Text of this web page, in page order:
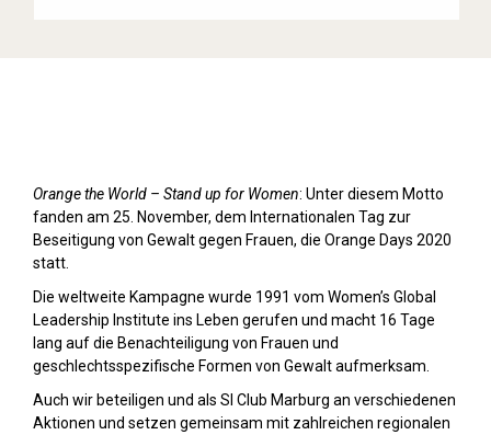
Orange the World – Stand up for Women: Unter diesem Motto
fanden am 25. November, dem Internationalen Tag zur
Beseitigung von Gewalt gegen Frauen, die Orange Days 2020
statt.
Die weltweite Kampagne wurde 1991 vom Women’s Global
Leadership Institute ins Leben gerufen und macht 16 Tage
lang auf die Benachteiligung von Frauen und
geschlechtsspezifische Formen von Gewalt aufmerksam.
Auch wir beteiligen und als SI Club Marburg an verschiedenen
Aktionen und setzen gemeinsam mit zahlreichen regionalen